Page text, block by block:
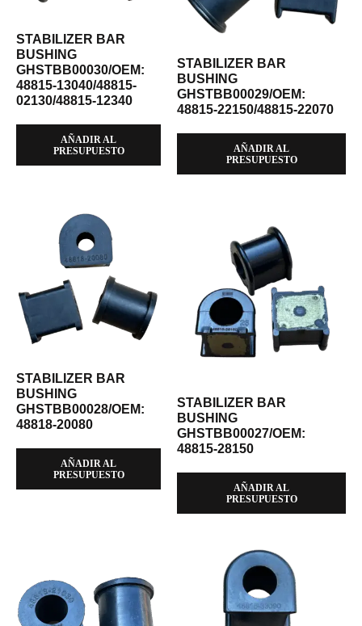
STABILIZER BAR
BUSHING
GHSTBB00030/OEM:
48815-13040/48815-
02130/48815-12340
AÑADIR AL
PRESUPUESTO
STABILIZER BAR
BUSHING
GHSTBB00029/OEM:
48815-22150/48815-22070
AÑADIR AL
PRESUPUESTO
STABILIZER BAR
BUSHING
GHSTBB00028/OEM:
48818-20080
AÑADIR AL
PRESUPUESTO
STABILIZER BAR
BUSHING
GHSTBB00027/OEM:
48815-28150
AÑADIR AL
PRESUPUESTO